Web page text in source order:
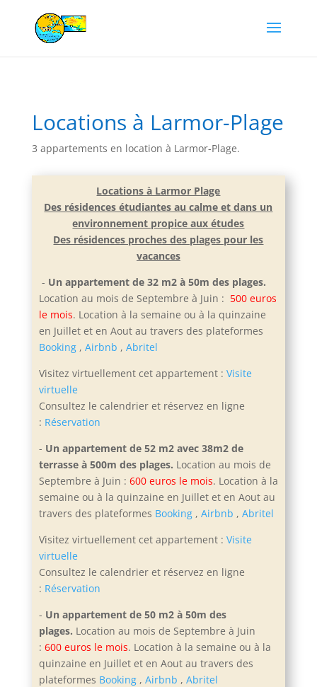
Locations à Larmor-Plage
3 appartements en location à Larmor-Plage.
Locations à Larmor Plage
Des résidences étudiantes au calme et dans un
environnement propice aux études
Des résidences proches des plages pour les
vacances
- Un appartement de 32 m2 à 50m des plages.
Location au mois de Septembre à Juin : 500 euros
le mois. Location à la semaine ou à la quinzaine
en Juillet et en Aout au travers des plateformes
Booking, Airbnb , Abritel
Visitez virtuellement cet appartement : Visite
virtuelle
Consultez le calendrier et réservez en ligne
: Réservation
- Un appartement de 52 m2 avec 38m2 de
terrasse à 500m des plages. Location au mois de
Septembre à Juin : 600 euros le mois. Location à la
semaine ou à la quinzaine en Juillet et en Aout au
travers des plateformes Booking, Airbnb , Abritel
Visitez virtuellement cet appartement : Visite
virtuelle
Consultez le calendrier et réservez en ligne
: Réservation
- Un appartement de 50 m2 à 50m des
plages. Location au mois de Septembre à Juin
: 600 euros le mois. Location à la semaine ou à la
quinzaine en Juillet et en Aout au travers des
plateformes Booking, Airbnb , Abritel